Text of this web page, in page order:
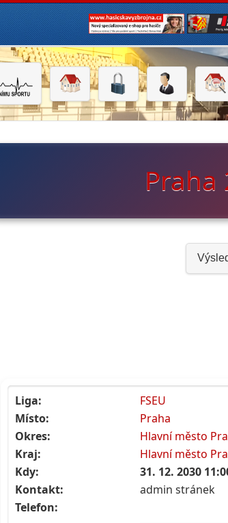
Praha
Liga:
FSEU
Místo:
Praha
Okres:
Hlavní město
Kraj:
Hlavní město
Kdy:
31. 12. 2030
Kontakt:
admin stránek
Telefon: